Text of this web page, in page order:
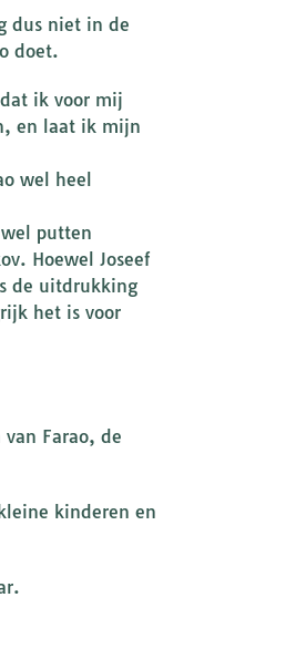
dus niet in de
doet.
ik voor mij
en laat ik mijn
wel heel
putten
Hoewel Joseef
de uitdrukking
het is voor
Farao, de
kinderen en